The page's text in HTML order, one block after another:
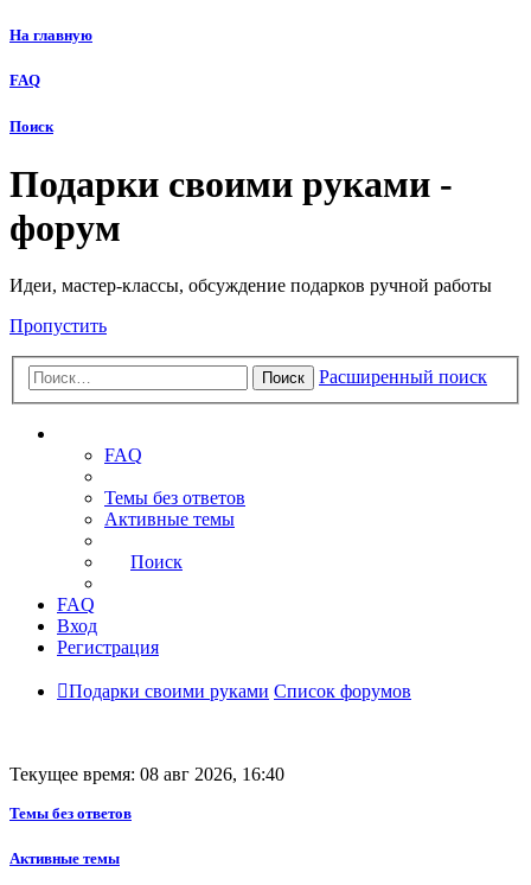
На главную
FAQ
Поиск
Подарки своими руками -
форум
Идеи, мастер-классы, обсуждение подарков ручной работы
Пропустить
Поиск Расширенный поиск
FAQ
Темы без ответов
Активные темы
Поиск
FAQ
Вход
Регистрация
Подарки своими руками Список форумов
Текущее время: 08 авг 2026, 16:40
Темы без ответов
Активные темы